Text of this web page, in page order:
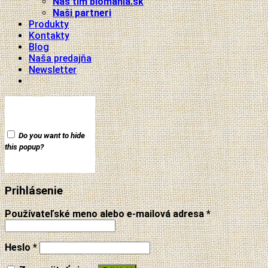
Naši partneri
Produkty
Kontakty
Blog
Naša predajňa
Newsletter
Do you want to hide
this popup?
Prihlásenie
Používateľské meno alebo e-mailová adresa*
Heslo*